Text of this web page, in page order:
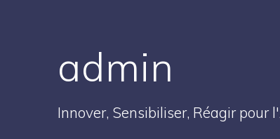
admin
Innover, Sensibiliser, Réagir